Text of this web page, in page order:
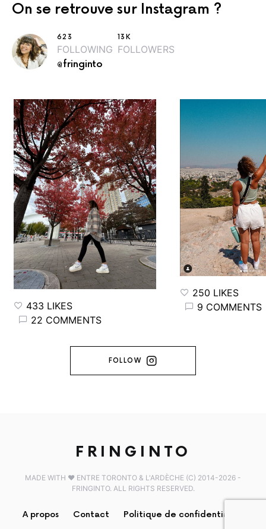
On se retrouve sur Instagram ?
623
FOLLOWING
13K
FOLLOWERS
@fringinto
433 LIKES
22 COMMENTS
250 LIKES
9 COMMENTS
FOLLOW
FRINGINTO
MADE WITH ♥️ ENTRE TORONTO & L'ARDÈCHE (C) 2014-2026 -
FRINGINTO. ALL RIGHTS RESERVED.
A propos Contact Politique de confidentialité